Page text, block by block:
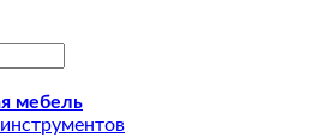
мебель